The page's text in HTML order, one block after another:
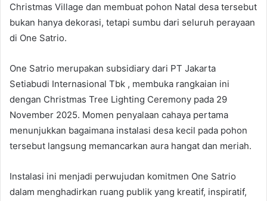
Christmas Village dan membuat pohon Natal desa tersebut
bukan hanya dekorasi, tetapi sumbu dari seluruh perayaan
di One Satrio.
One Satrio merupakan subsidiary dari PT Jakarta
Setiabudi Internasional Tbk , membuka rangkaian ini
dengan Christmas Tree Lighting Ceremony pada 29
November 2025. Momen penyalaan cahaya pertama
menunjukkan bagaimana instalasi desa kecil pada pohon
tersebut langsung memancarkan aura hangat dan meriah.
Instalasi ini menjadi perwujudan komitmen One Satrio
dalam menghadirkan ruang publik yang kreatif, inspiratif,